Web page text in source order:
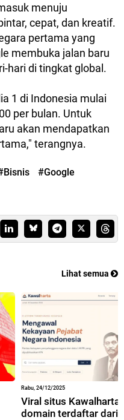
menuju
cepat, dan kreatif.
pertama yang
membuka jalan baru
hari di tingkat global.
1 di Indonesia mulai
per bulan. Untuk
akan mendapatkan
terangnya.
#Google
Lihat semua
Rabu, 24/12/2025
Viral situs
domain terdaftar dari